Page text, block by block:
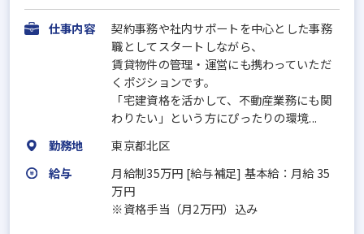
仕事内容
契約事務や社内サポートを中心とした事務
職としてスタートしながら、
賃貸物件の管理・運営にも携わっていただ
くポジションです。
「宅建資格を活かして、不動産業務にも関
わりたい」という方にぴったりの環境...
勤務地
東京都北区
給与
月給制35万円 [給与補足] 基本給：月給 35
万円
※資格手当（月2万円）込み